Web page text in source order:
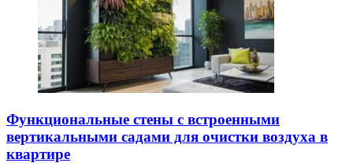
Функциональные стены с встроенными
вертикальными садами для очистки воздуха в
квартире